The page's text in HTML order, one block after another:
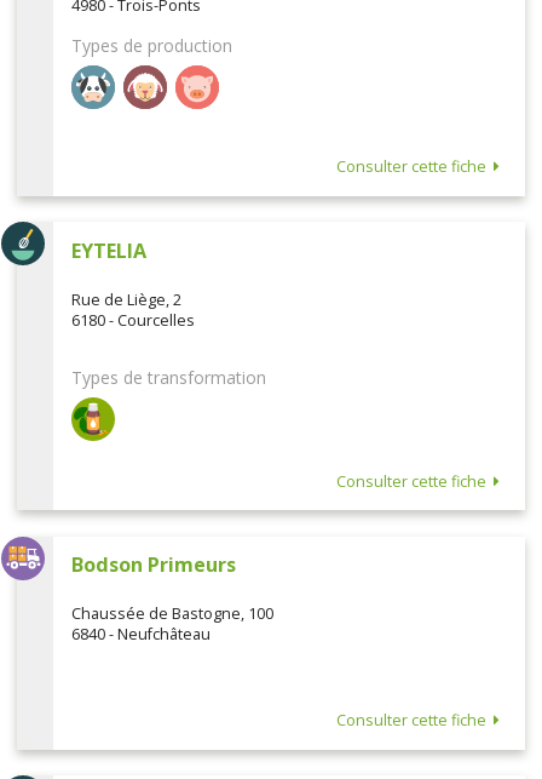
4980 - Trois-Ponts
Types de production
Consulter cette fiche
EYTELIA
Rue de Liège, 2
6180 - Courcelles
Types de transformation
Consulter cette fiche
Bodson Primeurs
Chaussée de Bastogne, 100
6840 - Neufchâteau
Consulter cette fiche